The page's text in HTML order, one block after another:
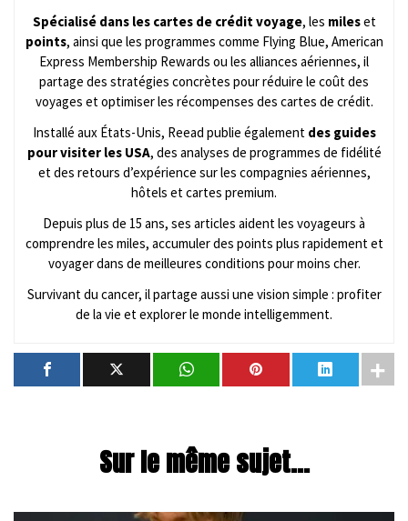
Spécialisé dans les cartes de crédit voyage, les mileset
points, ainsi que les programmes comme Flying Blue, American
Express Membership Rewards ou les alliances aériennes, il
partage des stratégies concrètes pour réduire le coût des
voyages et optimiser les récompenses des cartes de crédit.
Installé aux États-Unis, Reead publie également des guides
pour visiter les USA, des analyses de programmes de fidélité
et des retours d’expérience sur les compagnies aériennes,
hôtels et cartes premium.
Depuis plus de 15 ans, ses articles aident les voyageurs à
comprendre les miles, accumuler des points plus rapidement et
voyager dans de meilleures conditions pour moins cher.
Survivant du cancer, il partage aussi une vision simple : profiter
de la vie et explorer le monde intelligemment.
Sur le même sujet...